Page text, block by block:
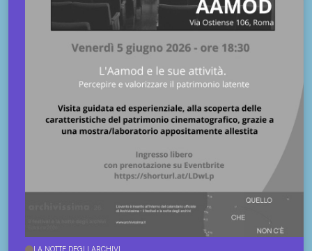
LA NOTTE DEGLI ARCHIVI